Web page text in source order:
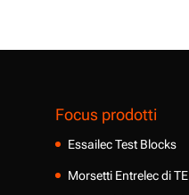
Focus prodotti
Essailec Test Blocks
Morsetti Entrelec di TE